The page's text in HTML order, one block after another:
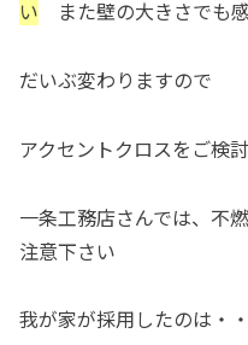
い また壁の大きさでも
だいぶ変わりますので
アクセントクロスをご検
一条工務店さんでは、不
注意下さい
我が家が採用したのは・